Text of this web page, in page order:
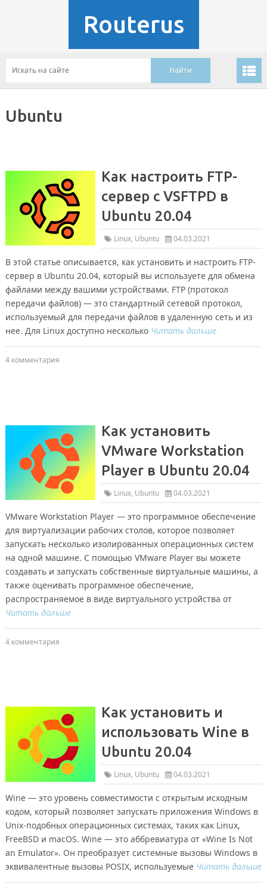
Routerus
Ubuntu
Как настроить FTP-
сервер с VSFTPD в
Ubuntu 20.04
Linux, Ubuntu 04.03.2021
В этой статье описывается, как установить и настроить FTP-
сервер в Ubuntu 20.04, который вы используете для обмена
файлами между вашими устройствами. FTP (протокол
передачи файлов) — это стандартный сетевой протокол,
используемый для передачи файлов в удаленную сеть и из
нее. Для Linux доступно несколько Читать дальше
4 комментария
Как установить
VMware Workstation
Player в Ubuntu 20.04
Linux, Ubuntu 04.03.2021
VMware Workstation Player — это программное обеспечение
для виртуализации рабочих столов, которое позволяет
запускать несколько изолированных операционных систем
на одной машине. С помощью VMware Player вы можете
создавать и запускать собственные виртуальные машины, а
также оценивать программное обеспечение,
распространяемое в виде виртуального устройства от
Читать дальше
4 комментария
Как установить и
использовать Wine в
Ubuntu 20.04
Linux, Ubuntu 04.03.2021
Wine — это уровень совместимости с открытым исходным
кодом, который позволяет запускать приложения Windows в
Unix-подобных операционных системах, таких как Linux,
FreeBSD и macOS. Wine — это аббревиатура от «Wine Is Not
an Emulator». Он преобразует системные вызовы Windows в
эквивалентные вызовы POSIX, используемые Читать дальше